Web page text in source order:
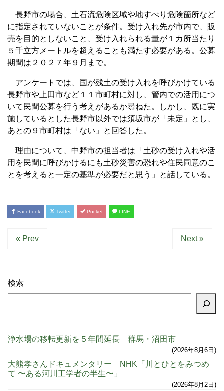
長野市の場合、土石流危険区域や地すべり危険箇所など
に指定されていないことが条件。受け入れ先が市内で、販
売を目的としないこと、受け入れられる量が１カ所当たり
５千立方メートルを超えることも満たす必要がある。公募
期間は２０２７年９月まで。
アンケートでは、国が残土の受け入れを呼びかけている
長野市や上田市など１１市町村に対し、管内での活用につ
いて民間公募を行う考えがあるか尋ねた。しかし、既に実
施しているとした長野市以外では須坂市が「未定」とし、
あとの９市町村は「ない」と回答した。
理由について、中野市の担当者は「土砂の受け入れや活
用を民間に呼びかけるにも土砂災害の恐れや住民同意のこ
とを考えると一定の基準が必要だと思う」と話している。
Facebook Twitter Pocket LINE
« Prev Next »
検索
浄水場の移転更新を５年間延長 群馬・沼田市
2026年8月6日
大熊孝さんドキュメンタリー NHK「川とひとをみつめ
て 〜ある河川工学者の半生〜」
2026年8月2日